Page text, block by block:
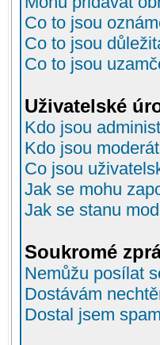
Co to jsou
Co to jsou
Co to jsou
Uživatelské
Kdo jsou
Kdo jsou
Co jsou
Jak se mohu
Jak se stanu
Soukromé
Nemůžu posílat
Dostávám
Dostal jsem